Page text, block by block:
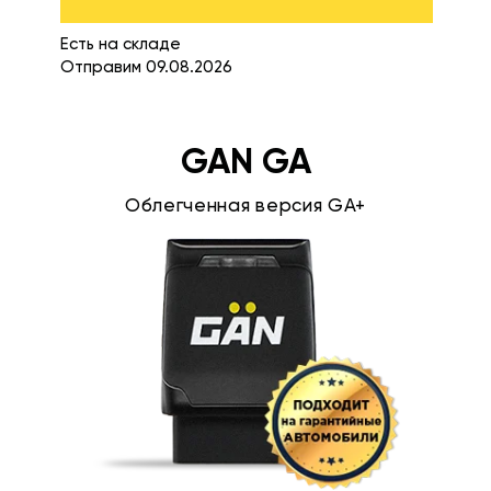
Есть на складе
Отправим 09.08.2026
GAN GA
Облегченная версия GA+